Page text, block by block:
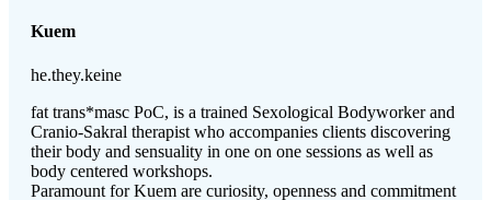
Kuem
he.they.keine
fat trans*masc PoC, is a trained Sexological Bodyworker and
Cranio-Sakral therapist who accompanies clients discovering
their body and sensuality in one on one sessions as well as
body centered workshops.
Paramount for Kuem are curiosity, openness and commitment